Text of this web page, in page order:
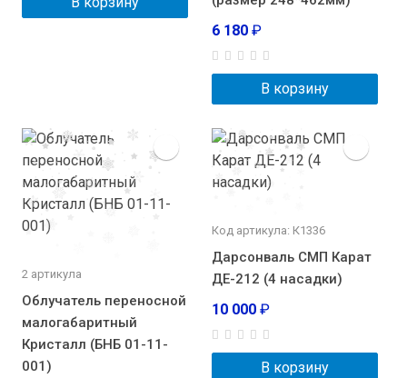
6 180 ₽
В корзину
2 артикула
Облучатель переносной
малогабаритный
Кристалл (БНБ 01-11-
001)
Код артикула: К1336
Дарсонваль СМП Карат
ДЕ-212 (4 насадки)
10 000 ₽
В корзину